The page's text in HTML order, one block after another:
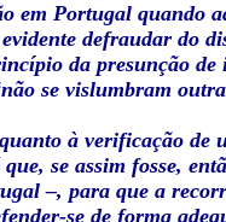
em Portugal quando
defraudar do
da presunção
se vislumbram
à verificação de
se assim fosse,
–, para que a
se de forma